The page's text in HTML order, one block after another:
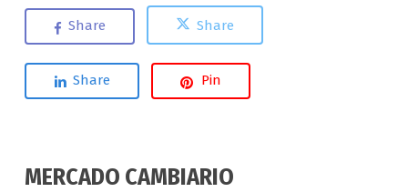
Share Share
Share Pin
MERCADO CAMBIARIO